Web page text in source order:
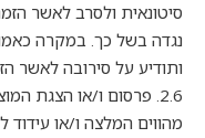
סיטונאית ולסרב לאשר
נגדה בשל כך. במקרה
ותודיע על סירובה לאשר
2.6. פרסום ו/או הצגת
מהווים המלצה ו/או